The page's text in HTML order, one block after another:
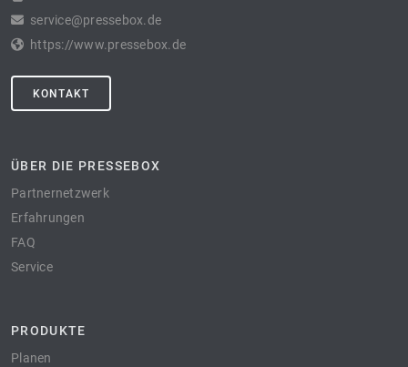
service@pressebox.de
https://www.pressebox.de
KONTAKT
ÜBER DIE PRESSEBOX
Partnernetzwerk
Erfahrungen
FAQ
Service
PRODUKTE
Planen